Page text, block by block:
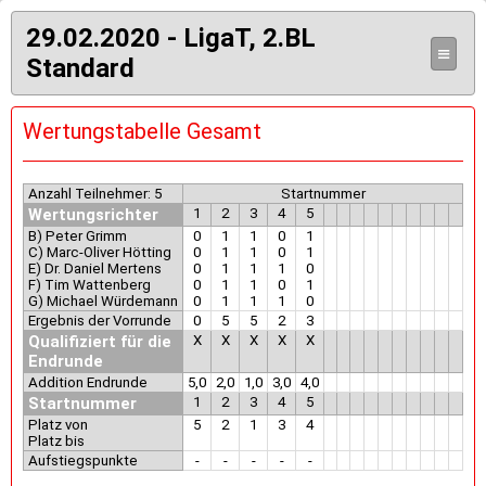
29.02.2020 - LigaT, 2.BL
Standard
≡
Wertungstabelle Gesamt
Anzahl Teilnehmer: 5 Startnummer
Wertungsrichter 1 2 3 4
5
B) Peter Grimm
C) Marc-Oliver Hötting
E) Dr. Daniel Mertens
F) Tim Wattenberg
G) Michael Würdemann
0
0
0
0
0
1
1
1
1
1
1
1
1
1
1
0
0
1
0
1
1
1
0
1
0
Ergebnis der Vorrunde
0 5 5 2 3
Qualifiziert für die
Endrunde
X X X X X
Addition Endrunde 5,0 2,0 1,0 3,0 4,0
Startnummer 1 2 3 4
5
Platz von
Platz bis
5 2 1 3 4
Aufstiegspunkte - - - - -